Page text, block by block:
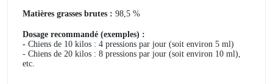
Matières grasses brutes : 98,5 %
Dosage recommandé (exemples) :
- Chiens de 10 kilos : 4 pressions par jour (soit environ 5 ml)
- Chiens de 20 kilos : 8 pressions par jour (soit environ 10 ml),
etc.